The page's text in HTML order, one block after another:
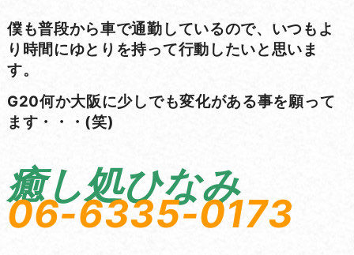
僕も普段から車で通勤しているので、いつもよ
り時間にゆとりを持って行動したいと思いま
す。
G20何か大阪に少しでも変化がある事を願って
ます・・・(笑)
癒し処ひなみ
06-6335-0173